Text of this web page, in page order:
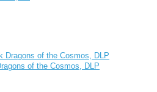
of the Cosmos, DLP